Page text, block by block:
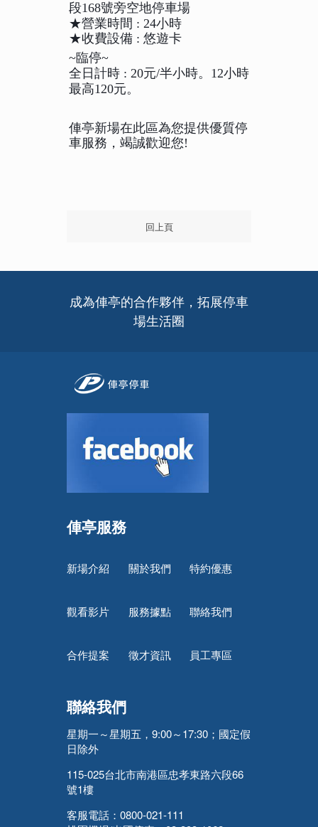
段168號旁空地停車場
★營業時間 : 24小時
★收費設備 : 悠遊卡
~臨停~
全日計時 : 20元/半小時。12小時
最高120元。
俥亭新場在此區為您提供優質停
車服務，竭誠歡迎您!
回上頁
成為俥亭的合作夥伴，拓展停車
場生活圈
俥亭服務
新場介紹 關於我們 特約優惠
觀看影片 服務據點 聯絡我們
合作提案 徵才資訊 員工專區
聯絡我們
星期一～星期五，9:00～17:30；國定假
日除外
115-025台北市南港區忠孝東路六段66
號1樓
客服電話：0800-021-111